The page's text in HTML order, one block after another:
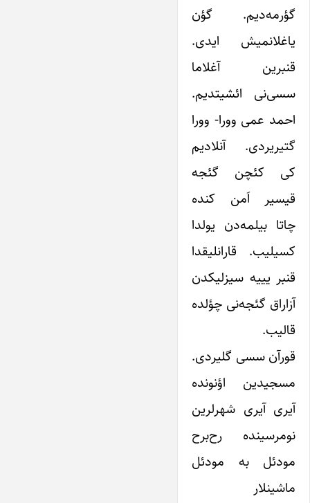
گؤرمه‌دیم. گؤن
یاغلانمیش ایدی.
قنبرین آغلاما
سسی‌نی ائشیتدیم.
احمد عمی وورا- وورا
گتیریردی. آنلادیم
کی کئچن گئجه
قیسیر اَمن کنده
چاتا بیلمه‌دن یولدا
کسیلیب. قارانلیقدا
قنبر یییه سیزلیکدن
آزاراق گئجه‌نی چؤلده
قالیب.
قورآن سسی گلیردی.
مسجیدین اؤنونده
آیری آیری شهرلرین
نومرسینده رح‌برح
مودئل به مودئل
ماشینلار